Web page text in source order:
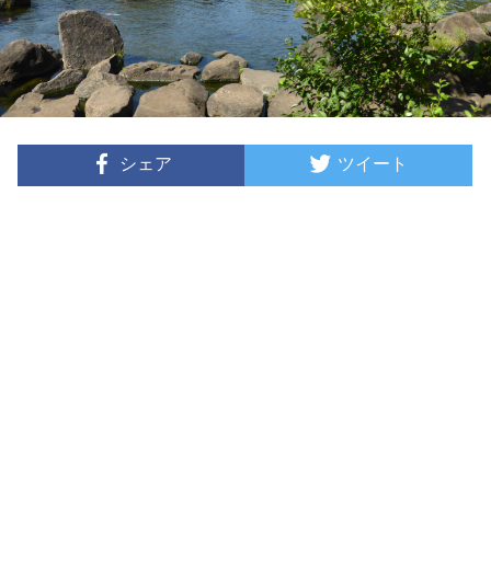
シェア ツイート